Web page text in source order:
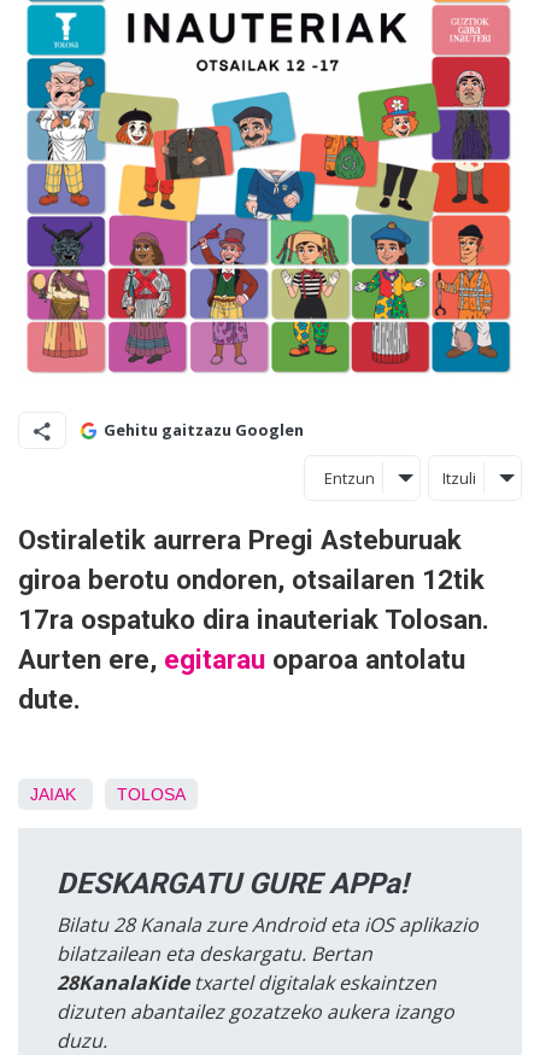
Gehitu gaitzazu Googlen
Entzun Itzuli
Ostiraletik aurrera Pregi Asteburuak
giroa berotu ondoren, otsailaren 12tik
17ra ospatuko dira inauteriak Tolosan.
Aurten ere, egitarau oparoa antolatu
dute.
JAIAK TOLOSA
DESKARGATU GURE APPa!
Bilatu 28 Kanala zure Android eta iOS aplikazio
bilatzailean eta deskargatu. Bertan
28KanalaKidetxartel digitalak eskaintzen
dizuten abantailez gozatzeko aukera izango
duzu.